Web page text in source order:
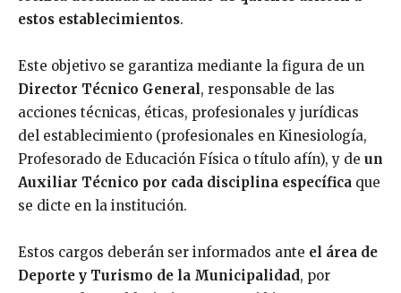
estos establecimientos.
Este objetivo se garantiza mediante la figura de un
Director Técnico General, responsable de las
acciones técnicas, éticas, profesionales y jurídicas
del establecimiento (profesionales en Kinesiología,
Profesorado de Educación Física o título afín), y de un
Auxiliar Técnico por cada disciplina específica que
se dicte en la institución.
Estos cargos deberán ser informados ante el área de
Deporte y Turismo de la Municipalidad, por